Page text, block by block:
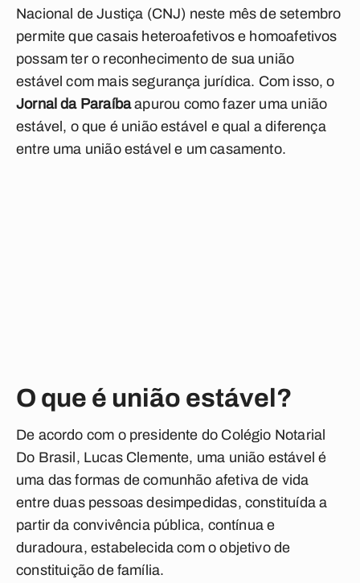
Nacional de Justiça (CNJ) neste mês de setembro
permite que casais heteroafetivos e homoafetivos
possam ter o reconhecimento de sua união
estável com mais segurança jurídica. Com isso, o
Jornal da Paraíbaapurou como fazer uma união
estável, o que é união estável e qual a diferença
entre uma união estável e um casamento.
O que é união estável?
De acordo com o presidente do Colégio Notarial
Do Brasil, Lucas Clemente, uma união estável é
uma das formas de comunhão afetiva de vida
entre duas pessoas desimpedidas, constituída a
partir da convivência pública, contínua e
duradoura, estabelecida com o objetivo de
constituição de família.